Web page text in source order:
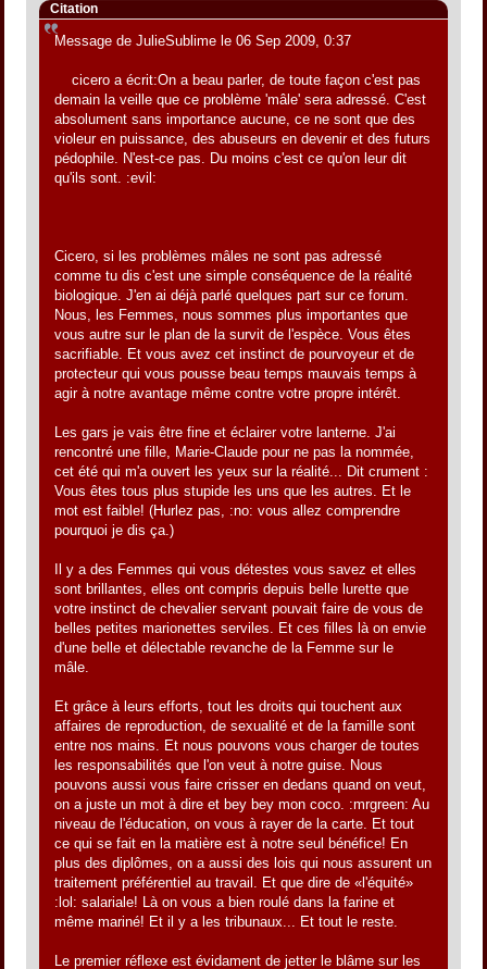
Citation
Message de JulieSublime le 06 Sep 2009, 0:37
cicero a écrit:On a beau parler, de toute façon c'est pas
demain la veille que ce problème 'mâle' sera adressé. C'est
absolument sans importance aucune, ce ne sont que des
violeur en puissance, des abuseurs en devenir et des futurs
pédophile. N'est-ce pas. Du moins c'est ce qu'on leur dit
qu'ils sont. :evil:
Cicero, si les problèmes mâles ne sont pas adressé
comme tu dis c'est une simple conséquence de la réalité
biologique. J'en ai déjà parlé quelques part sur ce forum.
Nous, les Femmes, nous sommes plus importantes que
vous autre sur le plan de la survit de l'espèce. Vous êtes
sacrifiable. Et vous avez cet instinct de pourvoyeur et de
protecteur qui vous pousse beau temps mauvais temps à
agir à notre avantage même contre votre propre intérêt.
Les gars je vais être fine et éclairer votre lanterne. J'ai
rencontré une fille, Marie-Claude pour ne pas la nommée,
cet été qui m'a ouvert les yeux sur la réalité... Dit crument :
Vous êtes tous plus stupide les uns que les autres. Et le
mot est faible! (Hurlez pas, :no: vous allez comprendre
pourquoi je dis ça.)
Il y a des Femmes qui vous détestes vous savez et elles
sont brillantes, elles ont compris depuis belle lurette que
votre instinct de chevalier servant pouvait faire de vous de
belles petites marionettes serviles. Et ces filles là on envie
d'une belle et délectable revanche de la Femme sur le
mâle.
Et grâce à leurs efforts, tout les droits qui touchent aux
affaires de reproduction, de sexualité et de la famille sont
entre nos mains. Et nous pouvons vous charger de toutes
les responsabilités que l'on veut à notre guise. Nous
pouvons aussi vous faire crisser en dedans quand on veut,
on a juste un mot à dire et bey bey mon coco. :mrgreen: Au
niveau de l'éducation, on vous à rayer de la carte. Et tout
ce qui se fait en la matière est à notre seul bénéfice! En
plus des diplômes, on a aussi des lois qui nous assurent un
traitement préférentiel au travail. Et que dire de «l'équité»
:lol: salariale! Là on vous a bien roulé dans la farine et
même mariné! Et il y a les tribunaux... Et tout le reste.
Le premier réflexe est évidament de jetter le blâme sur les